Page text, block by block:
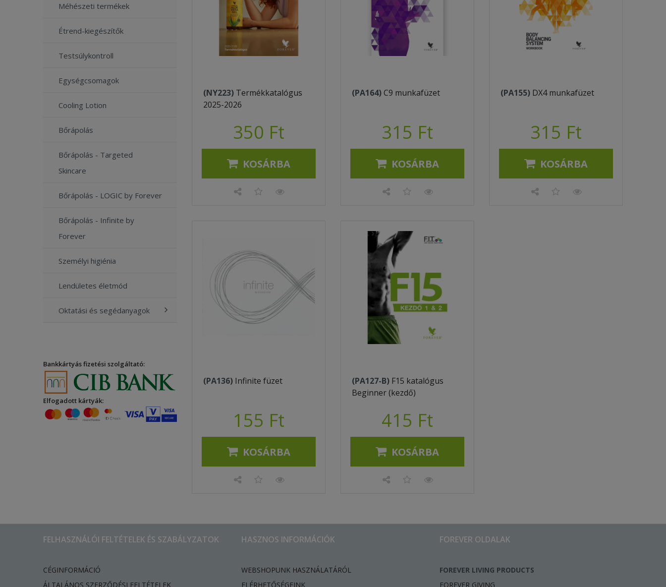
Méhészeti termékek
Étrend-kiegészítők
Testsúlykontroll
Egységcsomagok
Cooling Lotion
Bőrápolás
Bőrápolás - Targeted
Skincare
Bőrápolás - LOGIC by Forever
Bőrápolás - Infinite by
Forever
Személyi higiénia
Lendületes életmód
Oktatási és segédanyagok
Bankkártyás fizetési szolgáltató:
Elfogadott kártyák:
(NY223) Termékkatalógus
2025-2026
350 Ft
KOSÁRBA
(PA164)C9 munkafüzet
315 Ft
KOSÁRBA
(PA155) DX4 munkafüzet
315 Ft
KOSÁRBA
(PA136) Infinite füzet
155 Ft
KOSÁRBA
(PA127-B) F15 katalógus
Beginner (kezdő)
415 Ft
KOSÁRBA
FELHASZNÁLÓI FELTÉTELEK ÉS SZABÁLYZATOK
CÉGINFORMÁCIÓ
ÁLTALÁNOS SZERZŐDÉSI FELTÉTELEK
HASZNOS INFORMÁCIÓK
WEBSHOPUNK HASZNÁLATÁRÓL
ELÉRHETŐSÉGEINK
FOREVER OLDALAK
FOREVER LIVING PRODUCTS
FOREVER GIVING